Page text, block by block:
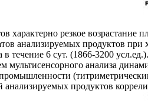
характерно резкое
анализируемых продуктов
течение 6 сут. (1866-3200 усл.ед.).
мультисенсорного анализа
продуктов